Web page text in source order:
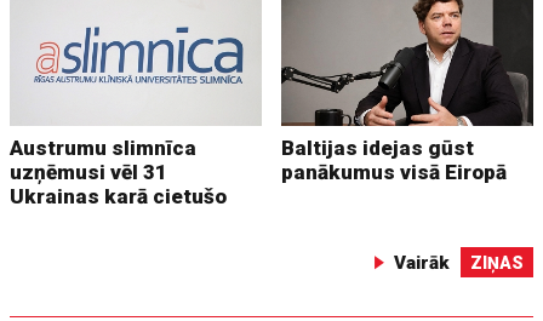
Austrumu slimnīca
uzņēmusi vēl 31
Ukrainas karā cietušo
Baltijas idejas gūst
panākumus visā Eiropā
Vairāk ZIŅAS